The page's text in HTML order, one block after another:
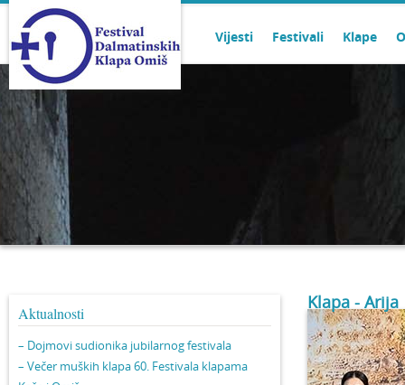
Vijesti Festivali Klape
Aktualnosti
– Dojmovi sudionika jubilarnog festivala
– Večer muških klapa 60. Festivala klapama
Klapa - Arija